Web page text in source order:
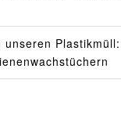
unseren